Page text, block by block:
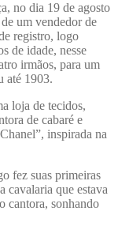
no dia 19 de agosto
um vendedor de
registro, logo
de idade, nesse
irmãos, para um
até 1903.
loja de tecidos,
de cabaré e
inspirada na
fez suas primeiras
cavalaria que estava
cantora, sonhando